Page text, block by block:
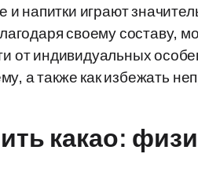
и напитки играют
своему составу,
от индивидуальных
а также как избежать
какао: